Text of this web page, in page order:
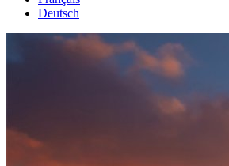
Deutsch